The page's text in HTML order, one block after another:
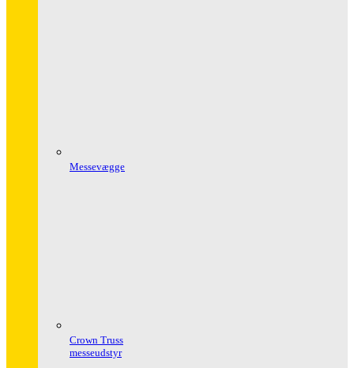
Messevægge
Crown Truss
messeudstyr